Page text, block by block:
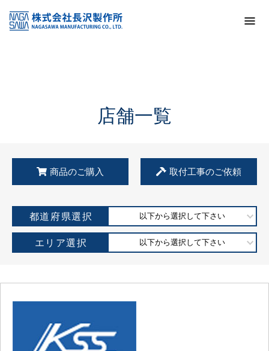
KSS加盟店・取扱店情報
店舗一覧
店舗一覧
商品のご購入 取付工事のご依頼
都道府県選択 以下から選択して下さい
エリア選択 以下から選択して下さい